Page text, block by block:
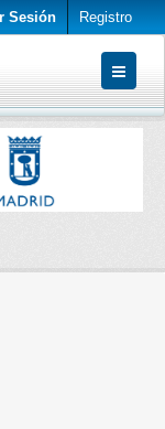
Sesión Registro